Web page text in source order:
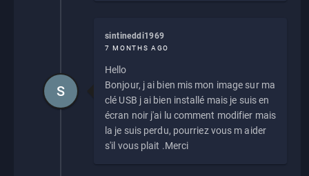
sintineddi1969
7 MONTHS AGO
Hello
Bonjour, j ai bien mis mon image sur ma
clé USB j ai bien installé mais je suis en
écran noir j'ai lu comment modifier mais
la je suis perdu, pourriez vous m aider
s'il vous plait .Merci
S